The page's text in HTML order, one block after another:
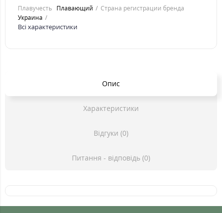
Плавучесть Плавающий
Страна регистрации бренда
Украина
Всі характеристики
Опис
Характеристики
Відгуки (0)
Питання - відповідь (0)